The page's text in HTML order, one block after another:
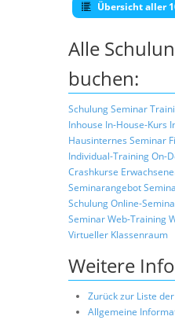
Übersicht aller
Alle
buchen:
SchulungSeminar
Inhouse In-House-Kurs
Hausinternes Seminar
Individual-TrainingOn-
Crashkurse
Seminarangebot
SchulungOnline-
SeminarWeb-Training
Virtueller Klassenraum
Weitere
Zurück zur Liste
Allgemeine